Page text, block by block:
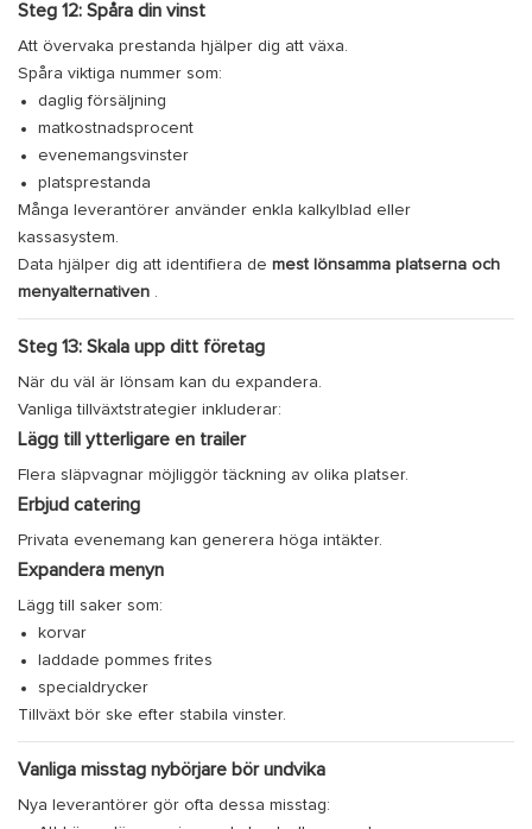
Steg 12: Spåra din vinst
Att övervaka prestanda hjälper dig att växa.
Spåra viktiga nummer som:
daglig försäljning
matkostnadsprocent
evenemangsvinster
platsprestanda
Många leverantörer använder enkla kalkylblad eller
kassasystem.
Data hjälper dig att identifiera de mest lönsamma platserna och
menyalternativen .
Steg 13: Skala upp ditt företag
När du väl är lönsam kan du expandera.
Vanliga tillväxtstrategier inkluderar:
Lägg till ytterligare en trailer
Flera släpvagnar möjliggör täckning av olika platser.
Erbjud catering
Privata evenemang kan generera höga intäkter.
Expandera menyn
Lägg till saker som:
korvar
laddade pommes frites
specialdrycker
Tillväxt bör ske efter stabila vinster.
Vanliga misstag nybörjare bör undvika
Nya leverantörer gör ofta dessa misstag: